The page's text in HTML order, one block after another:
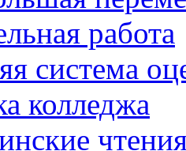
работа
система
колледжа